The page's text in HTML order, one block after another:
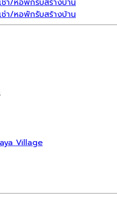
เช่า/หอพักรับสร้างบ้าน
Village